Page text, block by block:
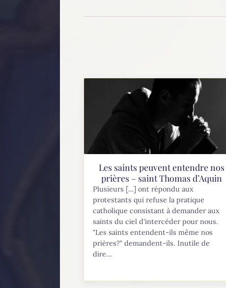
Les saints peuvent entendre nos
prières – saint Thomas d’Aquin
Plusieurs […] ont répondu aux
protestants qui refuse la pratique
catholique consistant à demander aux
saints du ciel d'intercéder pour nous.
"Les saints entendent-ils même nos
prières?" demandent-ils. Inutile de
dire...